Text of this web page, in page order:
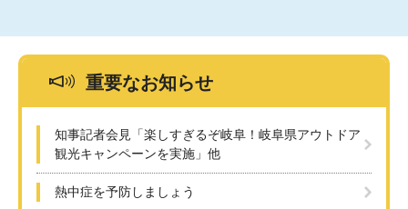
重要なお知らせ
知事記者会見「楽しすぎるぞ岐阜！岐阜県アウトドア
観光キャンペーンを実施」他
熱中症を予防しましょう